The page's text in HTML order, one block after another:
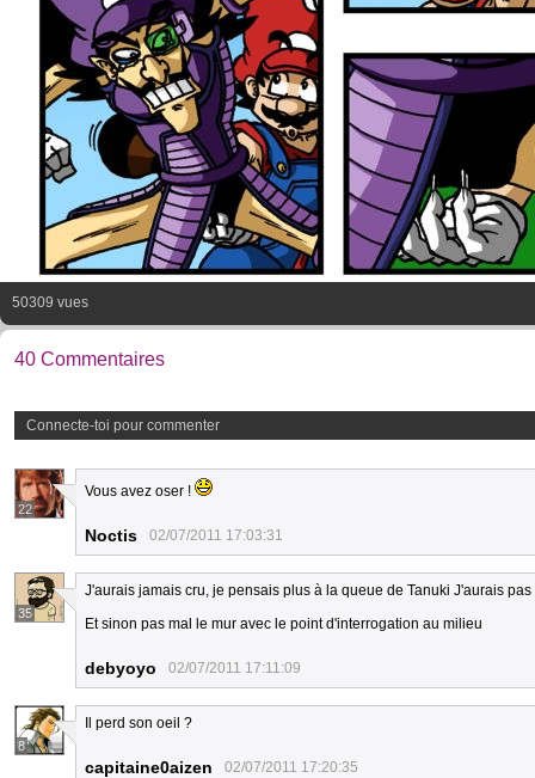
50309 vues
40 Commentaires
Connecte-toi pour commenter
22
Vous avez oser !
Noctis 02/07/2011 17:03:31
35
J'aurais jamais cru, je pensais plus à la queue de Tanuki J'aurais
Et sinon pas mal le mur avec le point d'interrogation au milieu
debyoyo 02/07/2011 17:11:09
8
Il perd son oeil ?
capitaine0aizen 02/07/2011 17:20:35